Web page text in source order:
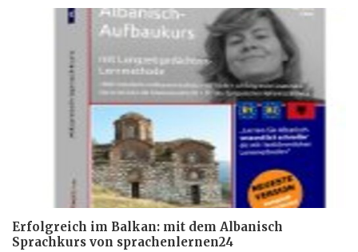
Erfolgreich im Balkan: mit dem Albanisch
Sprachkurs von sprachenlernen24